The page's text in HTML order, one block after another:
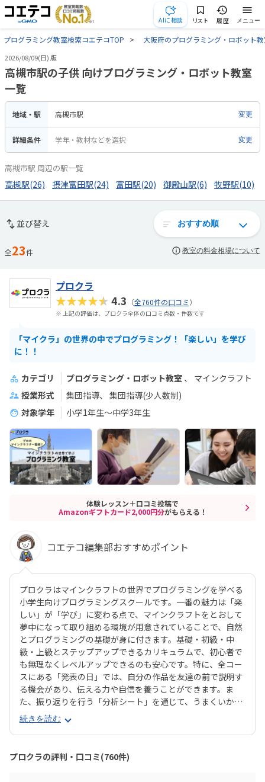
AIに相談 リスト 履歴 メニュー
プログラミング教室検索コエテコTOP 大阪府のプログラミング・ロボット
2026/08/09(日) 版
高槻市駅の子供 向けプログラミング・ロボット教室
一覧
地域・駅 高槻市駅 変更
詳細条件 学年・教材などを選択 変更
高槻市駅 周辺の駅一覧
高槻駅(26) 摂津富田駅(24) 富田駅(20) 御殿山駅(6) 牧野駅(10)
並び替え
全23件 教室の料金相場について
プロクラ
★★★★★4.3 （全760件の口コミ）
※ 上記の評価は、プロクラ全体の口コミ点数・件数です
「マイクラ」の世界の中でプログラミング！「楽しい」を学び
に！！
カテゴリ プログラミング・ロボット教室
マインクラフト
授業形式
集団指導
集団指導(少人数制)
対象学年
小学1年生～中学3年生
体験レッスン＋口コミ投稿で
Amazonギフトカード2,000円分がもらえる！
コエテコ編集部おすすめポイント
プロクラはマインクラフトの世界でプログラミングを学べる
小学生向けプログラミングスクールです。一番の魅力は「楽
しい」が「学び」に変わる点で、マインクラフトをとおして
夢中になって取り組める環境が用意されていることで、自然
とプログラミングの基礎が身に付きます。基礎・初級・中
級・上級とステップアップできるカリキュラムで、初心者で
も無理なくレベルアップできるのも安心です。特に、全コー
スにある「発表の日」では、自分の作品を友達の前で説明す
る機会があり、伝える力や自信を養うことができます。ま
た、振り返りを行う「分析シート」を通じて、うまくいかな
かった点をどう改善するかを考える習慣が身に付くのも特徴
です。さらに、講師は子どもたちの答えを引き出すコーチン
グ型指導を採用。自分で考え、解決する力を育みます。全国
600以上の教室で展開され、初めてでも安心して参加できる
無料体験も実施中。遊びながら未来につながる力を育てられ
続きを読む
プロクラの評判・口コミ(760件)